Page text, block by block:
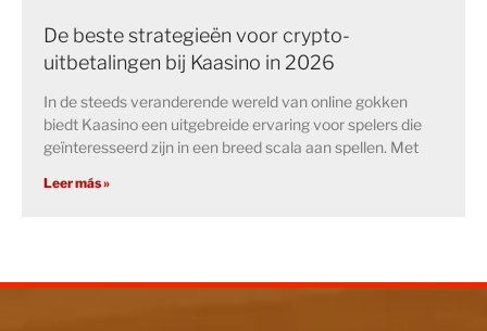
De beste strategieën voor crypto-
uitbetalingen bij Kaasino in 2026
In de steeds veranderende wereld van online gokken
biedt Kaasino een uitgebreide ervaring voor spelers die
geïnteresseerd zijn in een breed scala aan spellen. Met
Leer más »